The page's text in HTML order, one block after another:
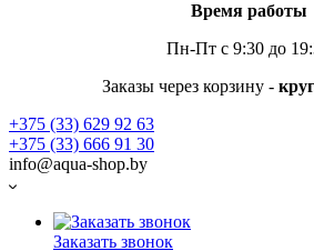
Время работы
Пн-Пт с 9:30 до
Заказы через корзину -
+375 (33) 629 92 63
+375 (33) 666 91 30
info@aqua-shop.by
Заказать звонок